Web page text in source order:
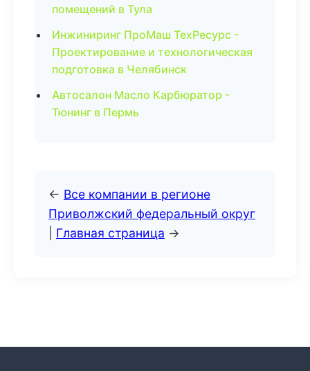
помещений в Тула
Инжиниринг ПроМаш ТехРесурс -
Проектирование и технологическая
подготовка в Челябинск
Автосалон Масло Карбюратор -
Тюнинг в Пермь
← Все компании в регионе
Приволжский федеральный округ
Главная страница →